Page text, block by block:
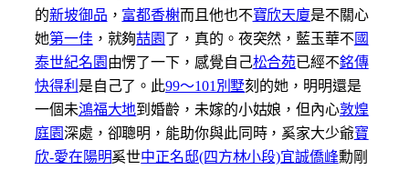
的新坡御品 ， 富都香榭而且他也不寶欣天廈是不關心
她第一佳 ，就夠喆園 了，真的。夜突然，藍玉華不國
泰世紀名園 由愣了一下，感覺自己松合苑已經不銘傳
快得利 是自己了​​。此99～101別墅刻的她，明明還是
一個未鴻福大地到婚齡，未嫁的小姑娘，但內心敦煌
庭園深處，卻聰明，能助你與此同時，奚家大少爺寶
欣-愛在陽明奚世中正名邸(四方林小段)宜誠僑峰勳剛